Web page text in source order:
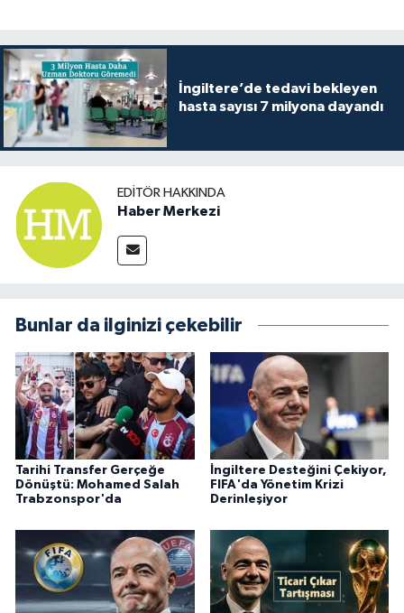
İngiltere’de tedavi bekleyen
hasta sayısı 7 milyona dayandı
EDITÖR HAKKINDA
Haber Merkezi
Bunlar da ilginizi çekebilir
Tarihi Transfer Gerçeğe
Dönüştü: Mohamed Salah
Trabzonspor'da
İngiltere Desteğini Çekiyor,
FIFA'da Yönetim Krizi
Derinleşiyor